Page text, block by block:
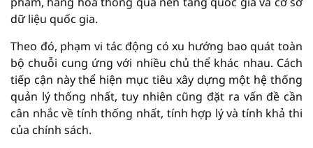
dữ liệu quốc gia.
Theo đó, phạm vi tác động có xu hướng bao quát toàn
bộ chuỗi cung ứng với nhiều chủ thể khác nhau. Cách
tiếp cận này thể hiện mục tiêu xây dựng một hệ thống
quản lý thống nhất, tuy nhiên cũng đặt ra vấn đề cần
cân nhắc về tính thống nhất, tính hợp lý và tính khả thi
của chính sách.